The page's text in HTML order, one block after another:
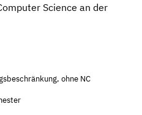
Science an der
ohne NC